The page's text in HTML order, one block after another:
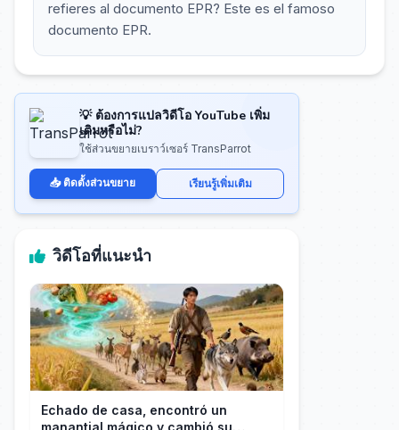
refieres al documento EPR? Este es el famoso
documento EPR.
💡 ต้องการแปลวิดีโอ YouTube เพิ่ม
เติมหรือไม่?
ใช้ส่วนขยายเบราว์เซอร์ TransParrot
📥 ติดตั้งส่วนขยาย เรียนรู้เพิ่มเติม
วิดีโอที่แนะนำ
Echado de casa, encontró un
manantial mágico y cambió su